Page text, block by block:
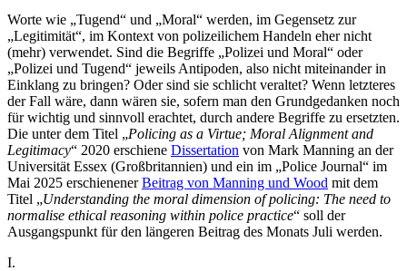
Worte wie „Tugend“ und „Moral“ werden, im Gegensetz zur
„Legitimität“, im Kontext von polizeilichem Handeln eher nicht
(mehr) verwendet. Sind die Begriffe „Polizei und Moral“ oder
„Polizei und Tugend“ jeweils Antipoden, also nicht miteinander in
Einklang zu bringen? Oder sind sie schlicht veraltet? Wenn letzteres
der Fall wäre, dann wären sie, sofern man den Grundgedanken noch
für wichtig und sinnvoll erachtet, durch andere Begriffe zu ersetzten.
Die unter dem Titel „Policing as a Virtue; Moral Alignment and
Legitimacy“ 2020 erschiene Dissertation von Mark Manning an der
Universität Essex (Großbritannien) und ein im „Police Journal“ im
Mai 2025 erschienenerBeitrag von Manning und Wood mit dem
Titel „Understanding the moral dimension of policing: The need to
normalise ethical reasoning within police practice“ soll der
Ausgangspunkt für den längeren Beitrag des Monats Juli werden.
I.